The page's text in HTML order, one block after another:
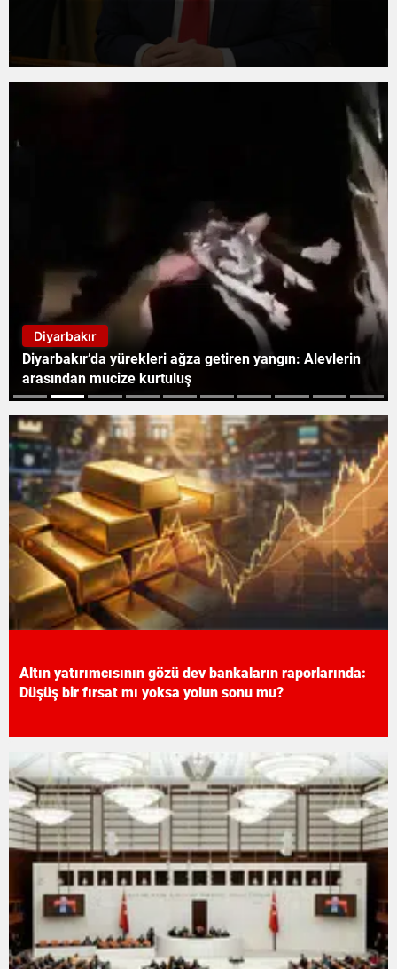
Diyarbakır
Diyarbakır’da sürücüler dikkat: 15 Temmuz etkinlikleri
nedeniyle 5 cadde trafiğe kapatılıyor
Altın yatırımcısının gözü dev bankaların raporlarında:
Düşüş bir fırsat mı yoksa yolun sonu mu?